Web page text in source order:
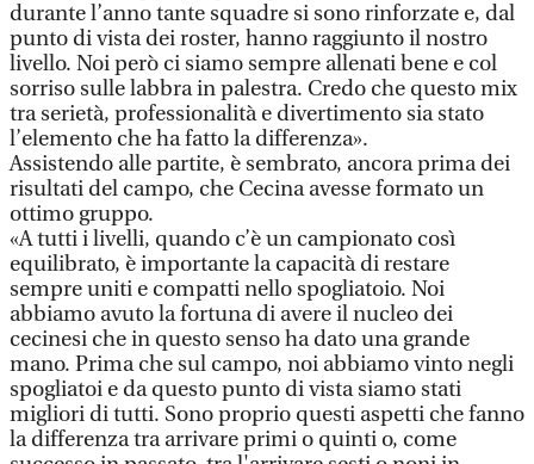
durante l’anno tante squadre si sono rinforzate e, dal
punto di vista dei roster, hanno raggiunto il nostro
livello. Noi però ci siamo sempre allenati bene e col
sorriso sulle labbra in palestra. Credo che questo mix
tra serietà, professionalità e divertimento sia stato
l’elemento che ha fatto la differenza».
Assistendo alle partite, è sembrato, ancora prima dei
risultati del campo, che Cecina avesse formato un
ottimo gruppo.
«A tutti i livelli, quando c’è un campionato così
equilibrato, è importante la capacità di restare
sempre uniti e compatti nello spogliatoio. Noi
abbiamo avuto la fortuna di avere il nucleo dei
cecinesi che in questo senso ha dato una grande
mano. Prima che sul campo, noi abbiamo vinto negli
spogliatoi e da questo punto di vista siamo stati
migliori di tutti. Sono proprio questi aspetti che fanno
la differenza tra arrivare primi o quinti o, come